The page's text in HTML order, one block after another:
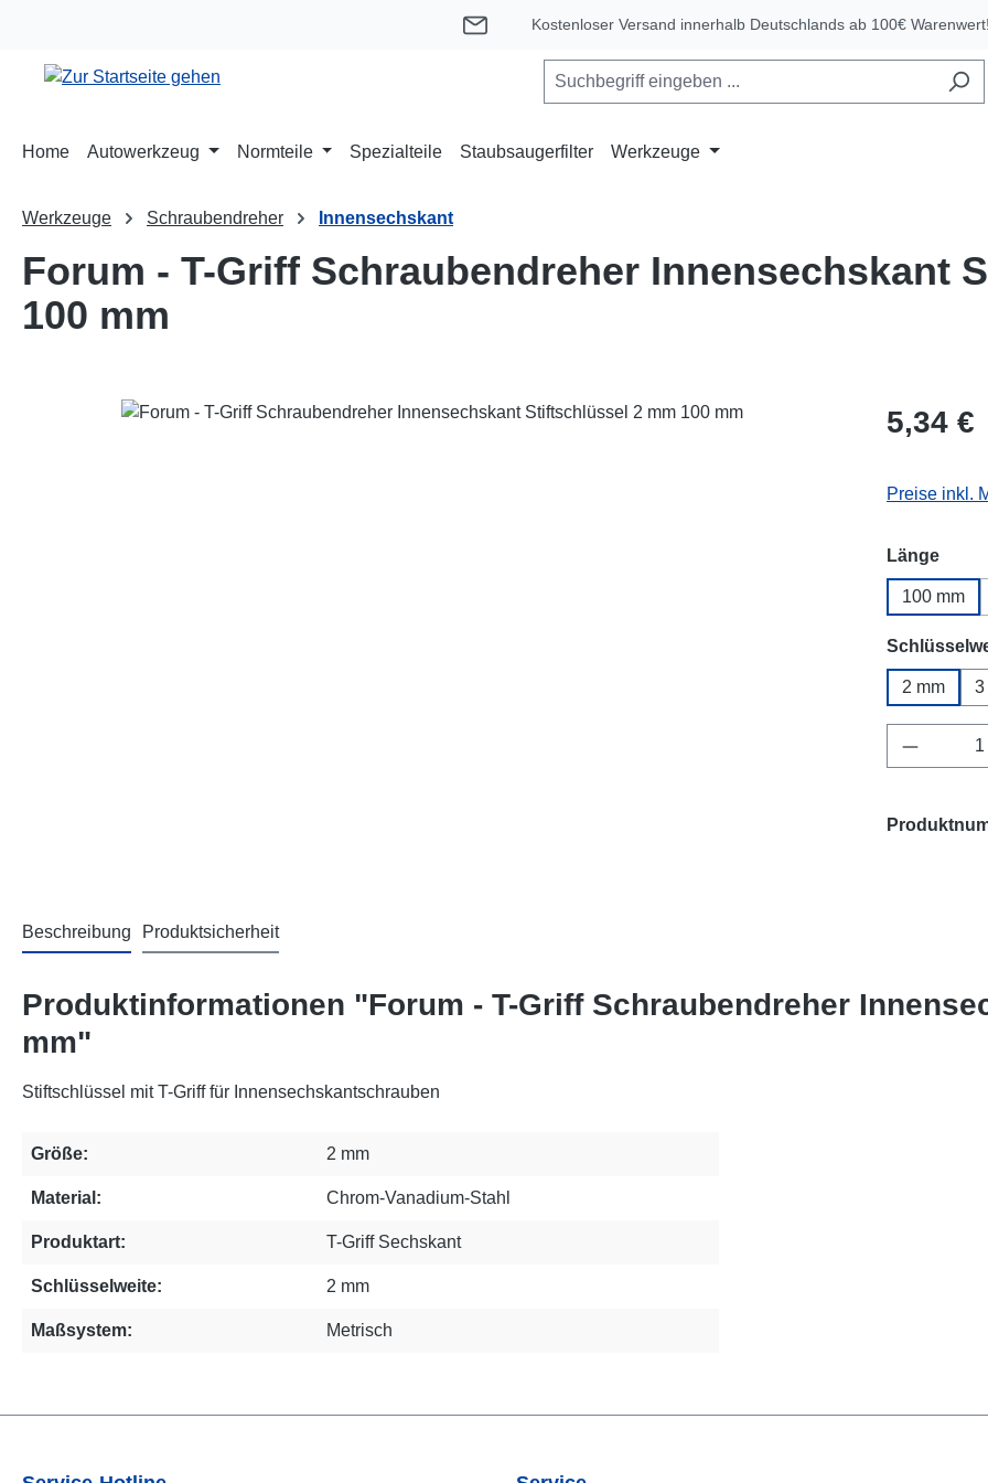
Kostenloser Versand innerhalb Deutschlands ab 100€ Warenwert!
Home Autowerkzeug Normteile Spezialteile Staubsaugerfilter Werkzeuge
Werkzeuge Schraubendreher Innensechskant
Forum - T-Griff Schraubendreher Innensechskant
100 mm
Bildergalerie überspringen Regulärer
5,34 €
Preise inkl.
Länge
100 mm
2 mm 3
Beschreibung Produktsicherheit
Produktinformationen "Forum - T-Griff Schraubendreher
mm"
Stiftschlüssel mit T-Griff für Innensechskantschrauben
Größe: 2 mm
Material: Chrom-Vanadium-Stahl
Produktart: T-Griff Sechskant
Schlüsselweite: 2 mm
Maßsystem: Metrisch